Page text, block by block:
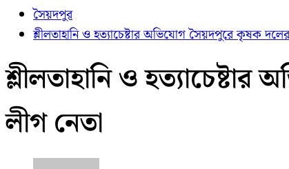
সৈয়দপুর
শ্লীলতাহানি ও হত্যাচেষ্টার অভিযোগ সৈয়দপুরে কৃষক
শ্লীলতাহানি ও
লীগ নেতা